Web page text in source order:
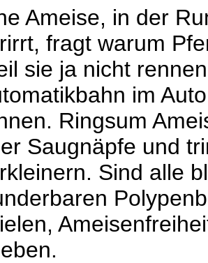
Ameise, in der
fragt warum
sie ja nicht
im
Ringsum
Saugnäpfe und
Sind alle